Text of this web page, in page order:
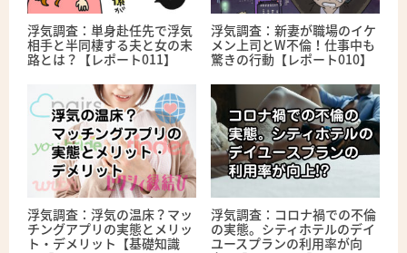
浮気調査：単身赴任先で浮気
相手と半同棲する夫と女の末
路とは？【レポート011】
浮気調査：新妻が職場のイケ
メン上司とW不倫！仕事中も
驚きの行動【レポート010】
浮気調査：浮気の温床？マッ
チングアプリの実態とメリッ
ト・デメリット【基礎知識
浮気調査：コロナ禍での不倫
の実態。シティホテルのデイ
ユースプランの利用率が向